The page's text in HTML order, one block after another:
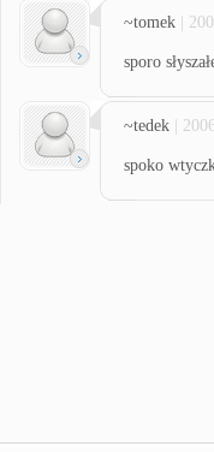
~tomek |
sporo
~tedek |
spoko